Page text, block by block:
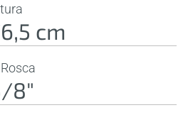
cm
8"